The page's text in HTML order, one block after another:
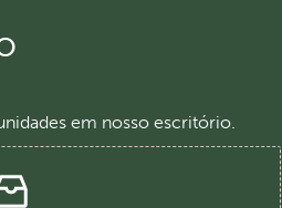
em nosso escritório.